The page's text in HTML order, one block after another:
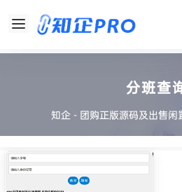
分班查
知企 - 团购正版源码及出售闲